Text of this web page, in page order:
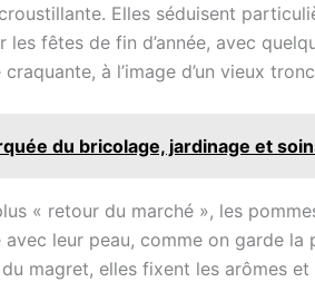
Elles séduisent
fêtes de fin d’année, avec
à l’image d’un vieux
du bricolage, jardinage et
« retour du marché », les
leur peau, comme on garde la
magret, elles fixent les arômes